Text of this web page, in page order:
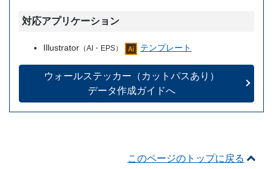
対応アプリケーション
Illustrator （AI・EPS） テンプレート
ウォールステッカー （カットパスあり）
データ作成ガイドへ
このページのトップに戻る